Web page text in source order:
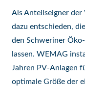
Als Anteilseigner
dazu entschieden,
den Schweriner
lassen. WEMAG
Jahren PV-Anlagen
optimale Größe der